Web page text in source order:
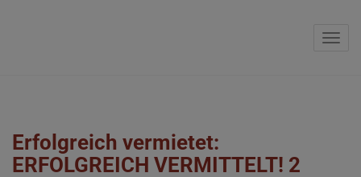
Erfolgreich vermietet:
ERFOLGREICH VERMITTELT! 2